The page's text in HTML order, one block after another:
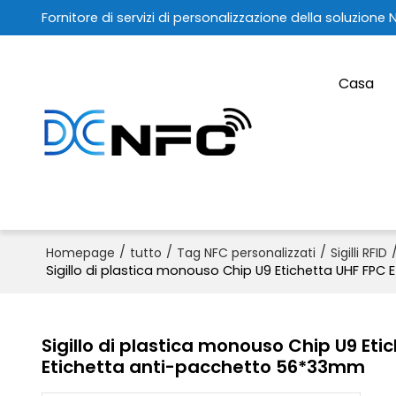
Fornitore di servizi di personalizzazione della soluzione
Casa
Homepage / tutto / Tag NFC personalizzati / Sigilli RFID
Sigillo di plastica monouso Chip U9 Etichetta UHF
Sigillo di plastica monouso Chip U9
Etichetta anti-pacchetto 56*33mm